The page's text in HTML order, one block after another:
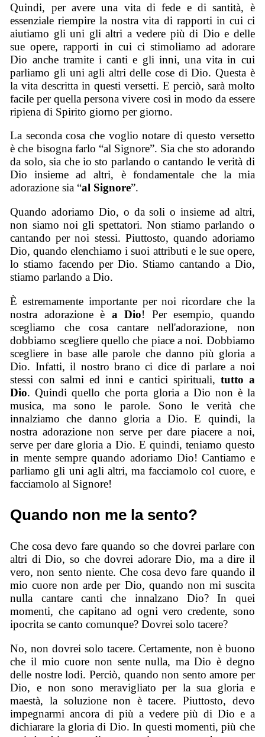
Quindi, per avere una vita di fede e di santità, è
essenziale riempire la nostra vita di rapporti in cui ci
aiutiamo gli uni gli altri a vedere più di Dio e delle
sue opere, rapporti in cui ci stimoliamo ad adorare
Dio anche tramite i canti e gli inni, una vita in cui
parliamo gli uni agli altri delle cose di Dio. Questa è
la vita descritta in questi versetti. E perciò, sarà molto
facile per quella persona vivere così in modo da essere
ripiena di Spirito giorno per giorno.
La seconda cosa che voglio notare di questo versetto
è che bisogna farlo “al Signore”. Sia che sto adorando
da solo, sia che io sto parlando o cantando le verità di
Dio insieme ad altri, è fondamentale che la mia
adorazione sia “al Signore”.
Quando adoriamo Dio, o da soli o insieme ad altri,
non siamo noi gli spettatori. Non stiamo parlando o
cantando per noi stessi. Piuttosto, quando adoriamo
Dio, quando elenchiamo i suoi attributi e le sue opere,
lo stiamo facendo per Dio. Stiamo cantando a Dio,
stiamo parlando a Dio.
È estremamente importante per noi ricordare che la
nostra adorazione è a Dio! Per esempio, quando
scegliamo che cosa cantare nell'adorazione, non
dobbiamo scegliere quello che piace a noi. Dobbiamo
scegliere in base alle parole che danno più gloria a
Dio. Infatti, il nostro brano ci dice di parlare a noi
stessi con salmi ed inni e cantici spirituali, tutto a
Dio. Quindi quello che porta gloria a Dio non è la
musica, ma sono le parole. Sono le verità che
innalziamo che danno gloria a Dio. E quindi, la
nostra adorazione non serve per dare piacere a noi,
serve per dare gloria a Dio. E quindi, teniamo questo
in mente sempre quando adoriamo Dio! Cantiamo e
parliamo gli uni agli altri, ma facciamolo col cuore, e
facciamolo al Signore!
Quando non me la sento?
Che cosa devo fare quando so che dovrei parlare con
altri di Dio, so che dovrei adorare Dio, ma a dire il
vero, non sento niente. Che cosa devo fare quando il
mio cuore non arde per Dio, quando non mi suscita
nulla cantare canti che innalzano Dio? In quei
momenti, che capitano ad ogni vero credente, sono
ipocrita se canto comunque? Dovrei solo tacere?
No, non dovrei solo tacere. Certamente, non è buono
che il mio cuore non sente nulla, ma Dio è degno
delle nostre lodi. Perciò, quando non sento amore per
Dio, e non sono meravigliato per la sua gloria e
maestà, la soluzione non è tacere. Piuttosto, devo
impegnarmi ancora di più a vedere più di Dio e a
dichiarare la gloria di Dio. In questi momenti, più che